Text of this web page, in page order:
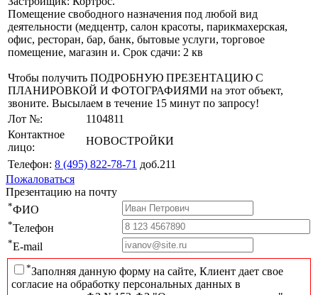
Помещение свободного назначения под любой вид
деятельности (медцентр, салон красоты, парикмахерская,
офис, ресторан, бар, банк, бытовые услуги, торговое
помещение, магазин и. Срок сдачи: 2 кв
Чтобы получить ПОДРОБНУЮ ПРЕЗЕНТАЦИЮ С
ПЛАНИРОВКОЙ И ФОТОГРАФИЯМИ на этот объект,
звоните. Высылаем в течение 15 минут по запросу!
Лот №:
1104811
Контактное
лицо:
НОВОСТРОЙКИ
Телефон: 8 (495) 822-78-71 доб.211
Пожаловаться
Презентацию на почту
*ФИО
*Телефон
*E-mail
*Заполняя данную форму на сайте, Клиент дает свое
согласие на обработку персональных данных в